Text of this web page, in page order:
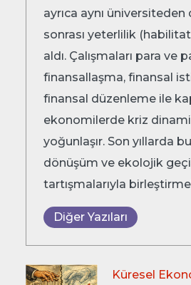
ayrıca aynı
sonrası yeterlilik
aldı. Çalışmaları para ve
finansallaşma, finansal
finansal düzenleme ile
ekonomilerde kriz
yoğunlaşır. Son yıllarda
dönüşüm ve ekolojik
tartışmalarıyla
Diğer Yazıları
Küresel